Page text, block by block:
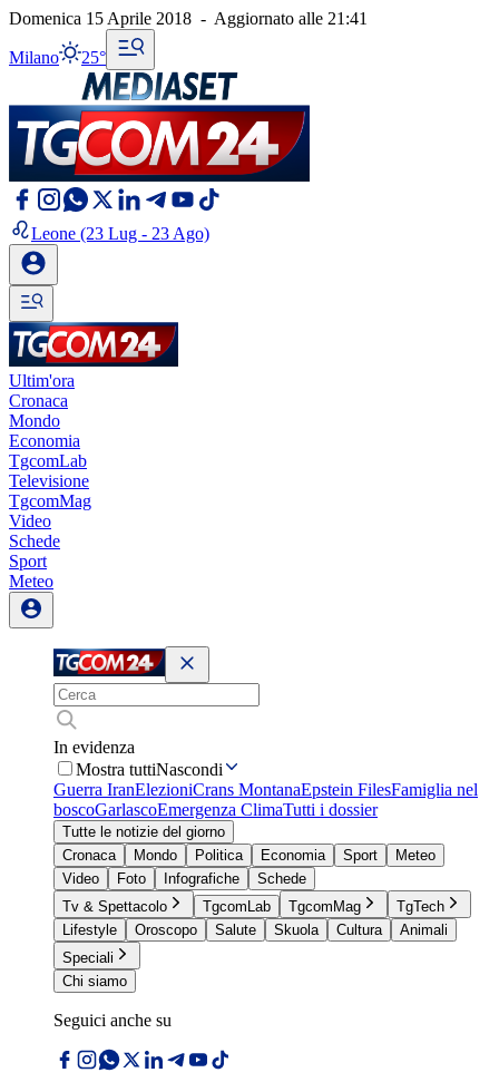
Domenica 15 Aprile 2018 - Aggiornato alle 21:41
Milano 25°
Leone (23 Lug - 23 Ago)
Ultim'ora
Cronaca
Mondo
Economia
TgcomLab
Televisione
TgcomMag
Video
Schede
Sport
Meteo
In evidenza
Mostra tuttiNascondi
Guerra IranElezioniCrans MontanaEpstein FilesFamiglia nel
boscoGarlascoEmergenza ClimaTutti i dossier
Tutte le notizie del giorno
Cronaca
Mondo Politica Economia Sport
Meteo
Video
Foto Infografiche
Schede
Tv & Spettacolo
TgcomLab TgcomMag
TgTech
Lifestyle
Oroscopo Salute Skuola Cultura
Animali
Speciali
Chi siamo
Seguici anche su